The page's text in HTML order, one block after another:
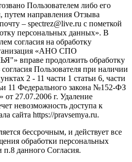
Пользователем либо его
путем направления Отзыва
– spectrez@live.ru с пометкой
персональных данных». В
согласия на обработку
«АНО СПО
вправе продолжить обработку
Пользователя при наличии
2 - 11 части 1 статьи 6, части
11 Федерального закона №152-ФЗ
27.07.2006 г. Удаление
невозможность доступа к
сайта https://pravsemya.ru.
бессрочным, и действует все
обработки персональных
данного Согласия.